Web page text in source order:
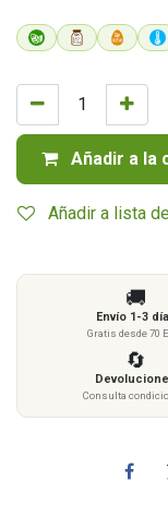
Añadir a la
Añadir a lista
🚚
Envío 1-3
Gratis desde 70
🔄
Consulta